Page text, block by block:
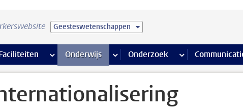
Geesteswetenschappen
pagina’s meer Faciliteiten pagina’s
Onderwijs meer Onderwijs pagina’s
Onderzoek meer Onderzoek